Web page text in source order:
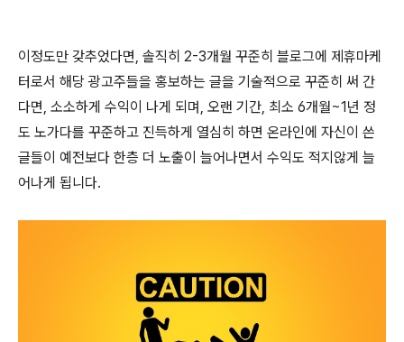
이정도만 갖추었다면, 솔직히 2-3개월 꾸준히 블로그에 제휴마케
터로서 해당 광고주들을 홍보하는 글을 기술적으로 꾸준히 써 간
다면, 소소하게 수익이 나게 되며, 오랜 기간, 최소 6개월~1년 정
도 노가다를 꾸준하고 진득하게 열심히 하면 온라인에 자신이 쓴
글들이 예전보다 한층 더 노출이 늘어나면서 수익도 적지않게 늘
어나게 됩니다.